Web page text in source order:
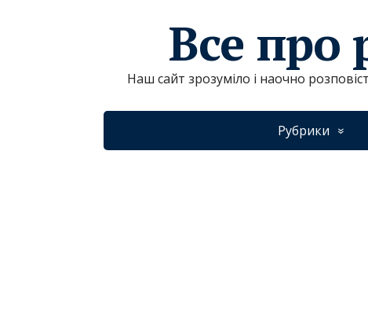
Все про
Наш сайт зрозуміло і наочно
Рубрики